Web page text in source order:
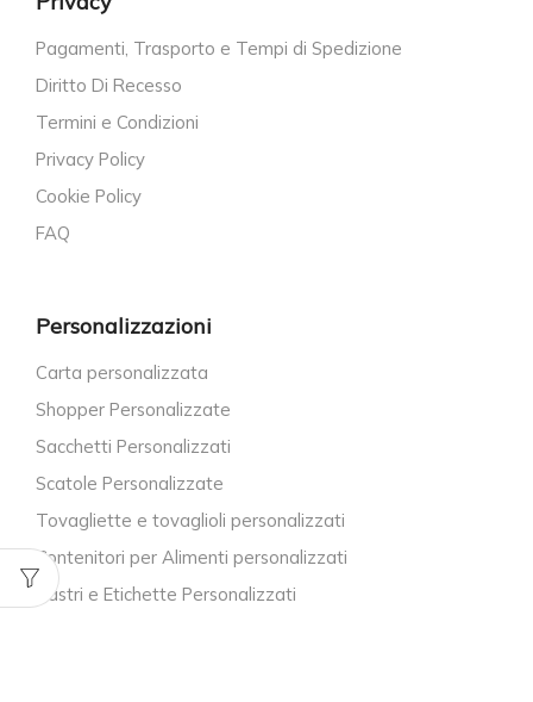
Pagamenti, Trasporto e Tempi di Spedizione
Diritto Di Recesso
Termini e Condizioni
Privacy Policy
Cookie Policy
FAQ
Personalizzazioni
Carta personalizzata
Shopper Personalizzate
Sacchetti Personalizzati
Scatole Personalizzate
Tovagliette e tovaglioli personalizzati
Contenitori per Alimenti personalizzati
Nastri e Etichette Personalizzati